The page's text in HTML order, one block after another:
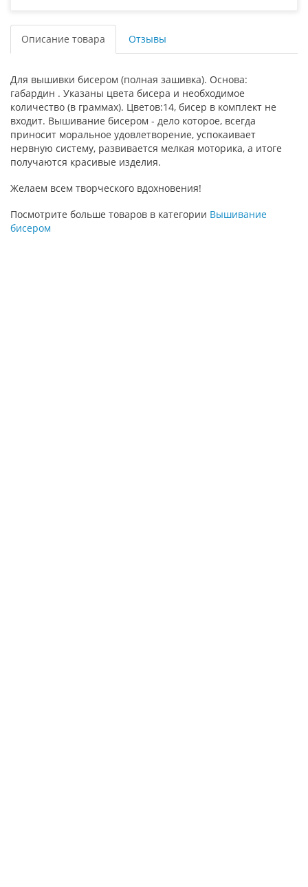
Описание товара Отзывы
Для вышивки бисером (полная зашивка). Основа:
габардин . Указаны цвета бисера и необходимое
количество (в граммах). Цветов:14, бисер в комплект не
входит. Вышивание бисером - дело которое, всегда
приносит моральное удовлетворение, успокаивает
нервную систему, развивается мелкая моторика, а итоге
получаются красивые изделия.
Желаем всем творческого вдохновения!
Посмотрите больше товаров в категории Вышивание
бисером